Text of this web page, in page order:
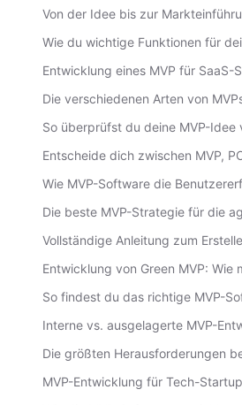
Von der Idee bis zur
Wie du wichtige Funktionen für
Entwicklung eines MVP für SaaS-
Die verschiedenen Arten von
So überprüfst du deine MVP-Idee
Entscheide dich zwischen MVP,
Wie MVP-Software die
Die beste MVP-Strategie für die
Vollständige Anleitung zum
Entwicklung von Green MVP:
So findest du das richtige MVP-
Interne vs. ausgelagerte MVP-
Die größten Herausforderungen
MVP-Entwicklung für Tech-